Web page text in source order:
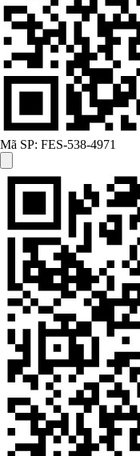
Mã SP: FES-538-4971